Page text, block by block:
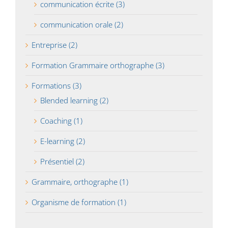
communication écrite (3)
communication orale (2)
Entreprise (2)
Formation Grammaire orthographe (3)
Formations (3)
Blended learning (2)
Coaching (1)
E-learning (2)
Présentiel (2)
Grammaire, orthographe (1)
Organisme de formation (1)